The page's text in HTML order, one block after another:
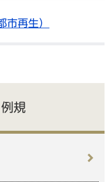
市再生）
規